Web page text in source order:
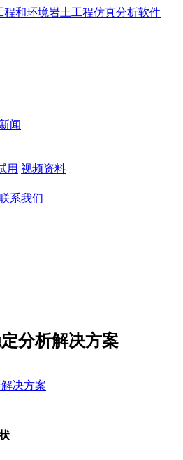
闻
用 视频资料
系我们
分析解决方案